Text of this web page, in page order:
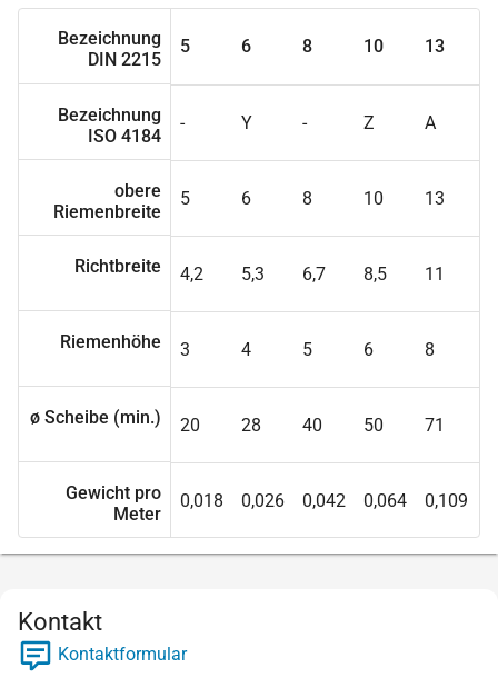
Bezeichnung
DIN 2215
5 6 8 10 13
Bezeichnung
ISO 4184
- Y - Z A
obere
Riemenbreite
5 6 8 10 13
Richtbreite 4,2 5,3 6,7 8,5 11
Riemenhöhe 3 4 5 6 8
ø Scheibe (min.) 20 28 40 50 71
Gewicht pro
Meter
0,018 0,026 0,042 0,064 0,109
Kontakt
Kontaktformular